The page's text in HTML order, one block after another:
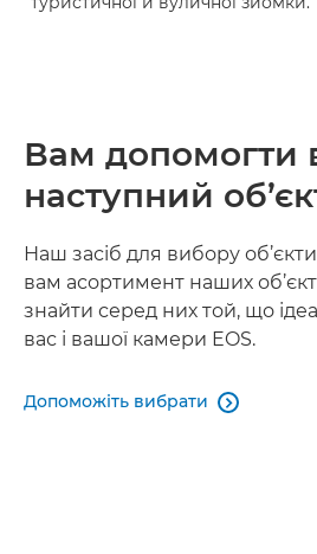
Вам допомогти
наступний
Наш засіб для вибору
вам асортимент наших
знайти серед них той, що
вас і вашої камери EOS.
Допоможіть вибрати 